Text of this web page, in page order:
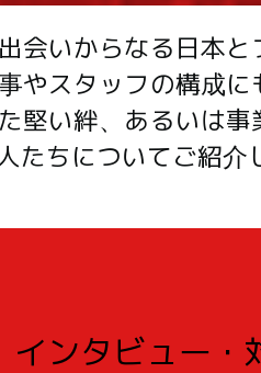
会いからなる日本
やスタッフの構成
堅い絆、あるいは
たちについてご紹介
インタビュー・